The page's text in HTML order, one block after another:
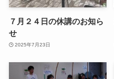
７月２４日の休講のお知ら
せ
2025年7月23日